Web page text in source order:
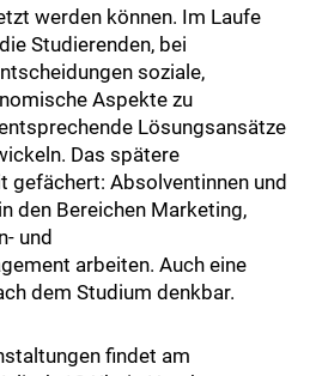
werden können. Im Laufe
Studierenden, bei
soziale,
Aspekte zu
Lösungsansätze
Das spätere
Absolventinnen und
den Bereichen Marketing,
und
arbeiten. Auch eine
dem Studium denkbar.
findet am